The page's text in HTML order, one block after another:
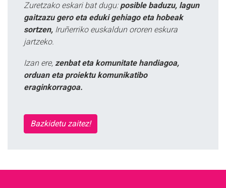
Zuretzako eskari bat dugu: posible baduzu, lagun
gaitzazu gero eta eduki gehiago eta hobeak
sortzen, Iruñerriko euskaldun ororen eskura
jartzeko.
Izan ere, zenbat eta komunitate handiagoa,
orduan eta proiektu komunikatibo
eraginkorragoa.
Bazkidetu zaitez!